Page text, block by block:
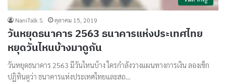
NaniTalk S. ตุลาคม 15, 2019
วันหยุดธนาคาร 2563 ธนาคารแห่งประเทศไทย
หยุดวันไหนบ้างมาดูกัน
วันหยุดธนาคาร 2563 มีวันไหนบ้าง ใครกำลังวางแผนทางการเงิน ลองเช็ก
ปฏิทินดูว่า ธนาคารแห่งประเทศไทยและสถ…